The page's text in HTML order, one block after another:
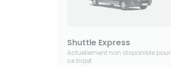
Shuttle Express
Actuellement non disponible pour
ce trajet